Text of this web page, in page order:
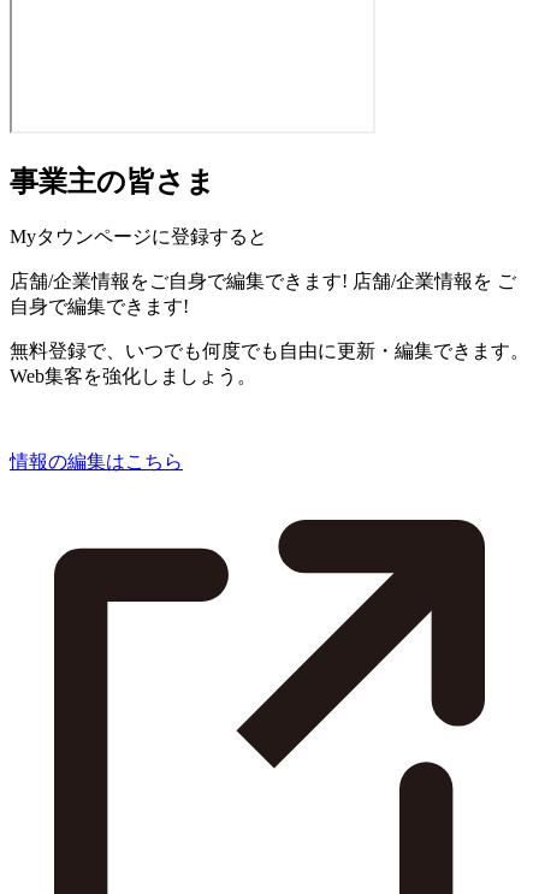
事業主の皆さま
Myタウンページに登録すると
店舗/企業情報をご自身で編集できます! 店舗/企業情報を ご
自身で編集できます!
無料登録で、いつでも何度でも自由に更新・編集できます。
Web集客を強化しましょう。
情報の編集はこちら